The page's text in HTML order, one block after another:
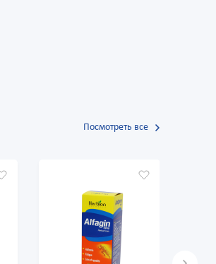
Посмотреть все